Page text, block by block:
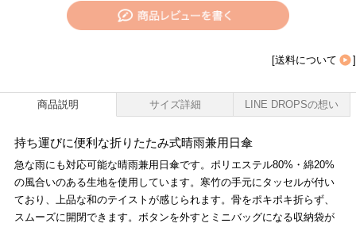
[送料について ]
商品説明 サイズ詳細 LINE DROPSの想い
持ち運びに便利な折りたたみ式晴雨兼用日傘
急な雨にも対応可能な晴雨兼用日傘です。ポリエステル80%・綿20%
の風合いのある生地を使用しています。寒竹の手元にタッセルが付い
ており、上品な和のテイストが感じられます。骨をポキポキ折らず、
スムーズに開閉できます。ボタンを外すとミニバッグになる収納袋が